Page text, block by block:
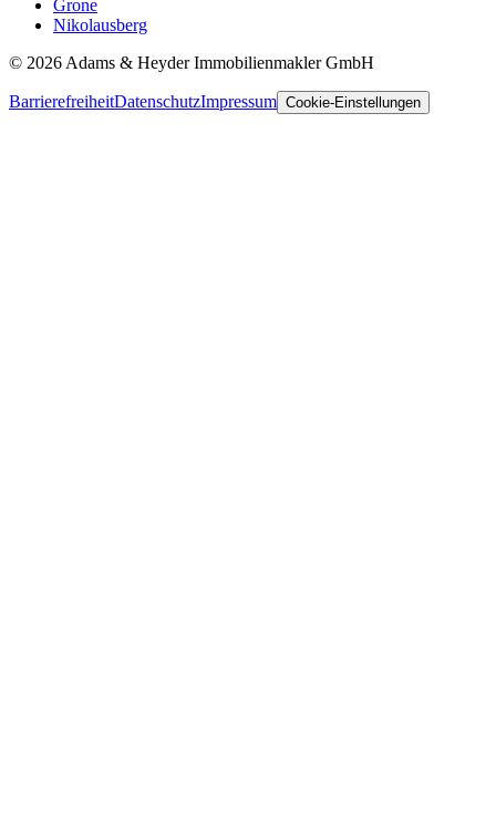
Grone
Nikolausberg
© 2026 Adams & Heyder Immobilienmakler GmbH
BarrierefreiheitDatenschutzImpressum Cookie-Einstellungen